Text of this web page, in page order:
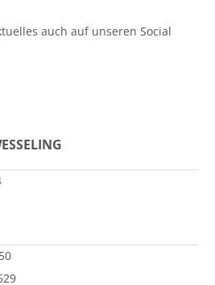
auch auf unseren Social